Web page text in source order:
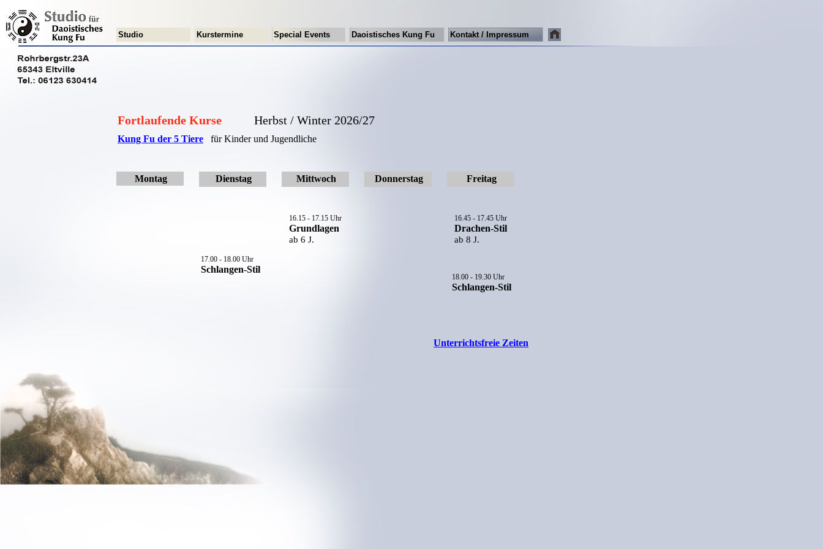
16.15 - 17.15 Uhr
Grundlagen
ab 6 J.
16.45 - 17.45 Uhr
Drachen-Stil
ab 8 J.
Fortlaufende Kurse Herbst / Winter 2026/27
Unterrichtsfreie Zeiten
Kung Fu der 5 Tiere für Kinder und Jugendliche
Freitag
Donnerstag
Mittwoch
Dienstag
17.00 - 18.00 Uhr
Schlangen-Stil
18.00 - 19.30 Uhr
Schlangen-Stil
Montag
Kontakt / Impressum
Daoistisches Kung Fu
Special Events
Kurstermine
Studio